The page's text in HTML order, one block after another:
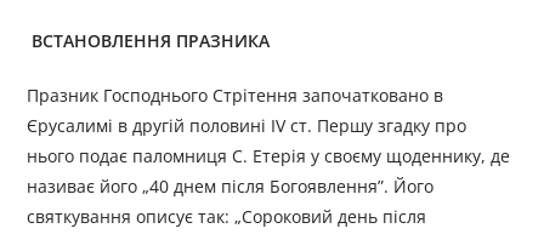
ВСТАНОВЛЕННЯ ПРАЗНИКА
Празник Господнього Стрітення започатковано в
Єрусалимі в другій половині IV ст. Першу згадку про
нього подає паломниця С. Етерія у своєму щоденнику, де
називає його „40 днем після Богоявлення”. Його
святкування описує так: „Сороковий день після